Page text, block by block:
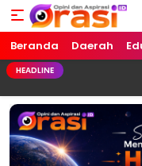
Orasi.ID
Opini dan Aspirasi!
Beranda Daerah
HEADLINE